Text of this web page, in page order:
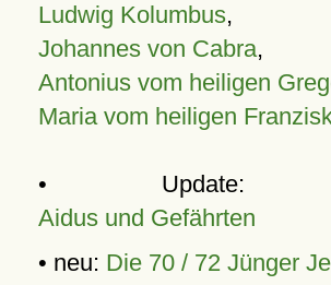
Ludwig Kolumbus,
Johannes von Cabra,
Antonius vom heiligen
Maria vom heiligen
•
Aidus und Gefährten
• neu: Die 70 / 72 Jünger